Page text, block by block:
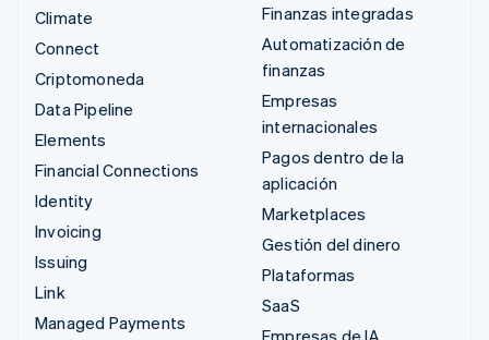
Climate
Connect
Criptomoneda
Data Pipeline
Elements
Financial Connections
Identity
Invoicing
Issuing
Link
Managed Payments
Finanzas integradas
Automatización de
finanzas
Empresas
internacionales
Pagos dentro de la
aplicación
Marketplaces
Gestión del dinero
Plataformas
SaaS
Empresas de IA